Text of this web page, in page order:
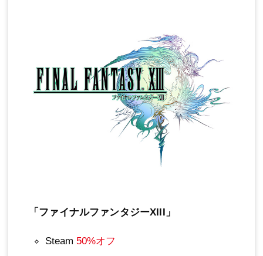
「ファイナルファンタジーXIII」
Steam 50%オフ